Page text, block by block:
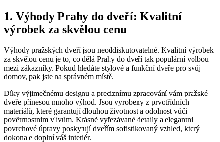
1. Výhody Prahy do dveří: Kvalitní
výrobek za skvělou cenu
Výhody pražských dveří jsou neoddiskutovatelné. Kvalitní výrobek
za skvělou cenu je to, co dělá Prahy do dveří tak populární volbou
mezi zákazníky. Pokud hledáte stylové a funkční dveře pro svůj
domov, pak jste na správném místě.
Díky výjimečnému designu a preciznímu zpracování vám pražské
dveře přinesou mnoho výhod. Jsou vyrobeny z prvotřídních
materiálů, které garantují dlouhou životnost a odolnost vůči
povětrnostním vlivům. Krásné vyřezávané detaily a elegantní
povrchové úpravy poskytují dveřím sofistikovaný vzhled, který
dokonale doplní váš interiér.